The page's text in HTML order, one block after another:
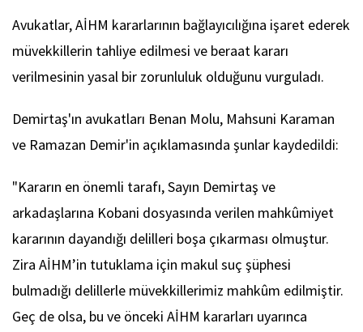
Avukatlar, AİHM kararlarının bağlayıcılığına işaret ederek
müvekkillerin tahliye edilmesi ve beraat kararı
verilmesinin yasal bir zorunluluk olduğunu vurguladı.
Demirtaş'ın avukatları Benan Molu, Mahsuni Karaman
ve Ramazan Demir'in açıklamasında şunlar kaydedildi:
"Kararın en önemli tarafı, Sayın Demirtaş ve
arkadaşlarına Kobani dosyasında verilen mahkûmiyet
kararının dayandığı delilleri boşa çıkarması olmuştur.
Zira AİHM’in tutuklama için makul suç şüphesi
bulmadığı delillerle müvekkillerimiz mahkûm edilmiştir.
Geç de olsa, bu ve önceki AİHM kararları uyarınca